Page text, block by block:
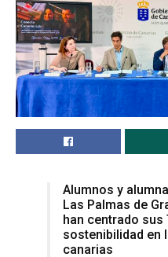
Alumnos y
Las Palmas de
han centrado sus
sostenibilidad en
canarias